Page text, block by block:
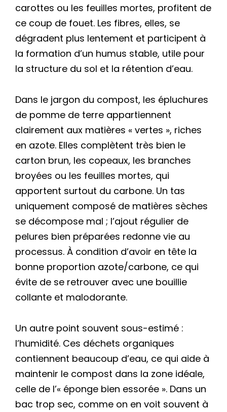
carottes ou les feuilles mortes, profitent de
ce coup de fouet. Les fibres, elles, se
dégradent plus lentement et participent à
la formation d’un humus stable, utile pour
la structure du sol et la rétention d’eau.
Dans le jargon du compost, les épluchures
de pomme de terre appartiennent
clairement aux matières « vertes », riches
en azote. Elles complètent très bien le
carton brun, les copeaux, les branches
broyées ou les feuilles mortes, qui
apportent surtout du carbone. Un tas
uniquement composé de matières sèches
se décompose mal ; l’ajout régulier de
pelures bien préparées redonne vie au
processus. À condition d’avoir en tête la
bonne proportion azote/carbone, ce qui
évite de se retrouver avec une bouillie
collante et malodorante.
Un autre point souvent sous-estimé :
l’humidité. Ces déchets organiques
contiennent beaucoup d’eau, ce qui aide à
maintenir le compost dans la zone idéale,
celle de l’« éponge bien essorée ». Dans un
bac trop sec, comme on en voit souvent à